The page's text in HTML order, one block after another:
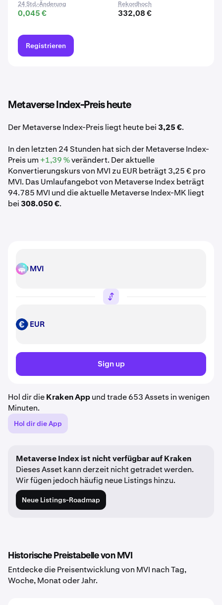
24 Std.-Änderung
0,045 €
Rekordhoch
332,08 €
Registrieren
Metaverse Index-Preis heute
Der Metaverse Index-Preis liegt heute bei 3,25 €.
In den letzten 24 Stunden hat sich der Metaverse Index-
Preis um +1,39 %verändert. Der aktuelle
Konvertierungskurs von MVI zu EUR beträgt 3,25 € pro
MVI. Das Umlaufangebot von Metaverse Index beträgt
94.785 MVI und die aktuelle Metaverse Index-MK liegt
bei 308.050 €.
MVI MVI
EUR EUR
Sign up
Hol dir dieKraken Appund trade 653 Assets in wenigen
Minuten.
Hol dir die App
Metaverse Index ist nicht verfügbar auf Kraken
Dieses Asset kann derzeit nicht getradet werden.
Wir fügen jedoch häufig neue Listings hinzu.
Neue Listings-Roadmap
Historische Preistabelle von MVI
Entdecke die Preisentwicklung von MVI nach Tag,
Woche, Monat oder Jahr.